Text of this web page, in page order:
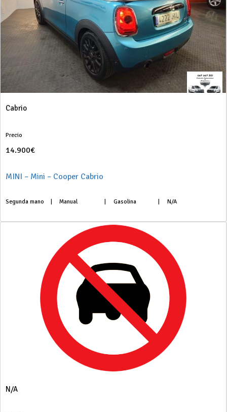
Cabrio
Precio
14.900€
MINI – Mini – Cooper Cabrio
Segunda mano Manual Gasolina N/A
N/A